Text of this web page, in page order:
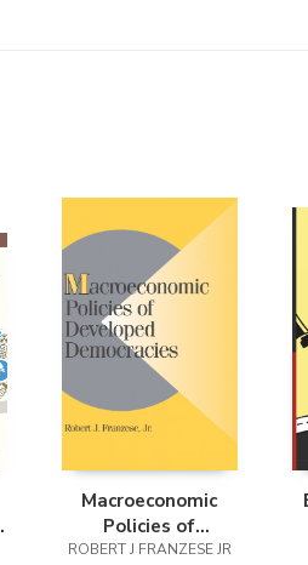
Macroeconomic
Policies of
Developed
ROBERT J FRANZESE JR